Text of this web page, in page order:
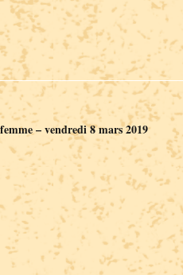
– vendredi 8 mars 2019